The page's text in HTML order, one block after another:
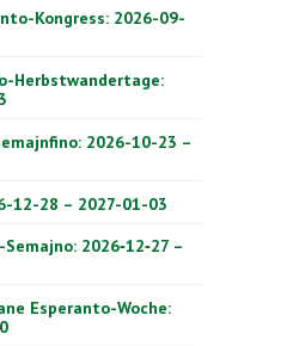
Kongress: 2026-09-
Herbstwandertage:
2026-10-23 –
12-28 – 2027-01-03
2026‑12‑27 –
Esperanto-Woche: